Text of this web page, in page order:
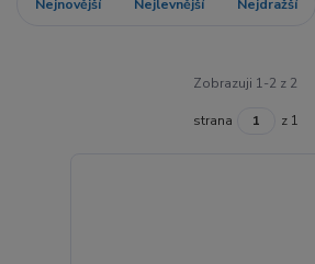
Nejnovější Nejlevnější Nejdražší
Zobrazuji 1-2 z 2
strana z 1